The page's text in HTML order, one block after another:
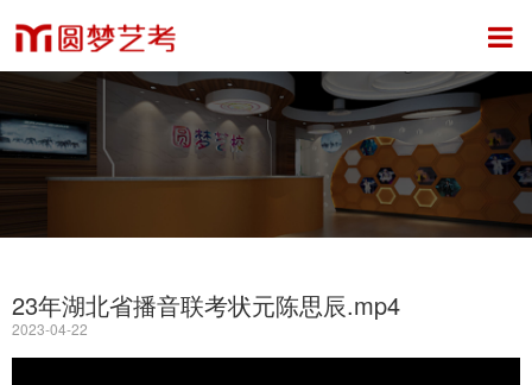
23年湖北省播音联考状元陈思辰.mp4
2023-04-22